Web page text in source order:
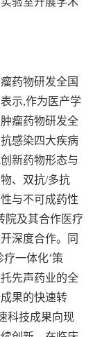
药物研发全国
示,作为医产学
瘤药物研发全
感染四大疾病
新药物形态与
、双抗/多抗
与不可成药性
院及其合作医疗
深度合作。同
一体化’策
先声药业的全
果的快速转
科技成果向现